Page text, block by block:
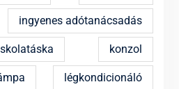
ingyenes adótanácsadás
konzol
légkondicionáló